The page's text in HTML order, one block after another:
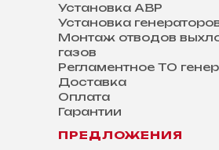
Установка АВР
Установка
Монтаж отводов
газов
Регламентное ТО
Доставка
Оплата
Гарантии
ПРЕДЛОЖЕНИЯ